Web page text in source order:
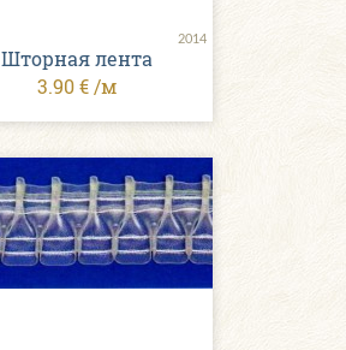
2014
Шторная лента
3.90 € /м